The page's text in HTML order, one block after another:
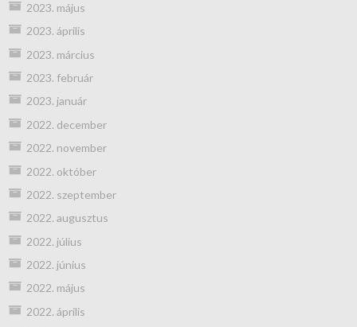
2023. május
2023. április
2023. március
2023. február
2023. január
2022. december
2022. november
2022. október
2022. szeptember
2022. augusztus
2022. július
2022. június
2022. május
2022. április